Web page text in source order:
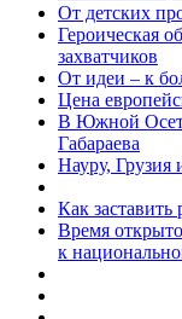
От детских
Героическая
захватчиков
От идеи – к
Цена
В Южной
Габараева
Науру, Грузия
Как заставить
Время
к